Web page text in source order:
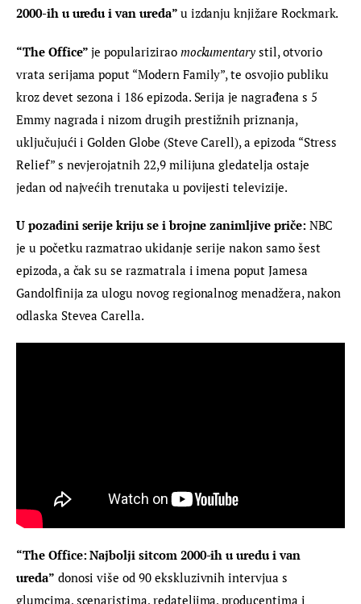
2000-ih u uredu i van ureda” u izdanju knjižare Rockmark.
“The Office” je popularizirao mockumentary stil, otvorio
vrata serijama poput “Modern Family”, te osvojio publiku
kroz devet sezona i 186 epizoda. Serija je nagrađena s 5
Emmy nagrada i nizom drugih prestižnih priznanja,
uključujući i Golden Globe (Steve Carell), a epizoda “Stress
Relief” s nevjerojatnih 22,9 milijuna gledatelja ostaje
jedan od najvećih trenutaka u povijesti televizije.
U pozadini serije kriju se i brojne zanimljive priče: NBC
je u početku razmatrao ukidanje serije nakon samo šest
epizoda, a čak su se razmatrala i imena poput Jamesa
Gandolfinija za ulogu novog regionalnog menadžera, nakon
odlaska Stevea Carella.
“The Office: Najbolji sitcom 2000-ih u uredu i van
ureda” donosi više od 90 ekskluzivnih intervjua s
glumcima, scenaristima, redateljima, producentima i